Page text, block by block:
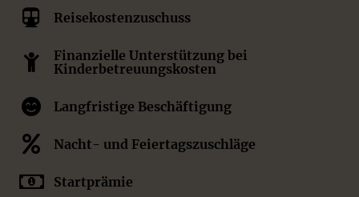
Reisekostenzuschuss
Finanzielle Unterstützung bei
Kinderbetreuungskosten
Langfristige Beschäftigung
Nacht- und Feiertagszuschläge
Startprämie